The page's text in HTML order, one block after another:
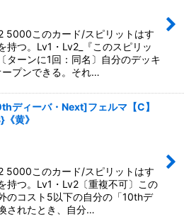
5000このカード/スピリットはす
持つ。Lv1・Lv2_『このスピリッ
ターンに1回：同名〕自分のデッキ
ープンできる。それ…
ディーバ・Next]フェルマ【C】
黄》
5000このカード/スピリットはす
持つ。Lv1・Lv2〔重複不可〕この
のコスト5以下の自分の「10thデ
されたとき、自分…